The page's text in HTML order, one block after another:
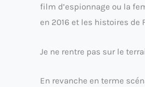
film d’espionnage ou la
en 2016 et les histoires
Je ne rentre pas sur le
En revanche en terme